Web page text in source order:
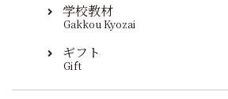
学校教材
Gakkou Kyozai
ギフト
Gift